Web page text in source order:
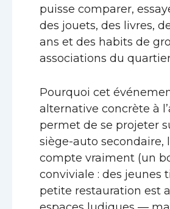
puisse comparer,
des jouets, des livres,
ans et des habits de
associations du
Pourquoi cet
alternative concrète à
permet de se projeter
siège-auto secondaire,
compte vraiment (un
conviviale : des jeunes
petite restauration est